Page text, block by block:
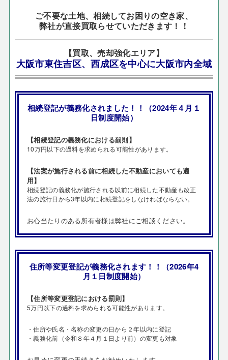
ご不要な土地、相続してお困りの空き家、
弊社が直接買取らせていただきます！！
【買取、売却強化エリア】
大阪市東住吉区、西成区を中心に大阪市内全域
相続登記が義務化されました！！（2024年４月１
日制度開始）
【相続登記の義務化における罰則】
10万円以下の過料を求められる可能性があります。
【法案が施行される前に相続した不動産においても適
用】
相続登記の義務化が施行される以前に相続した不動産も改正
法の施行日から3年以内に相続登記をしなければならない。
お心当たりのある所有者様は弊社にご相談ください。
住所等変更登記が義務化されます！！（2026年4
月１日制度開始）
【住所等変更登記における罰則】
5万円以下の過料を求められる可能性があります。
・住所や氏名・名称の変更の日から２年以内に登記
・義務化前（令和８年４月１日より前）の変更も対象